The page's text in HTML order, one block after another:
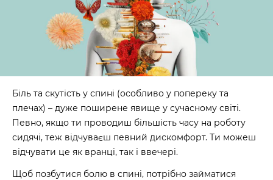
Біль та скутість у спині (особливо у попереку та
плечах) – дуже поширене явище у сучасному світі.
Певно, якщо ти проводиш більшість часу на роботу
сидячі, теж відчуваєш певний дискомфорт. Ти можеш
відчувати це як вранці, так і ввечері.
Щоб позбутися болю в спині, потрібно займатися